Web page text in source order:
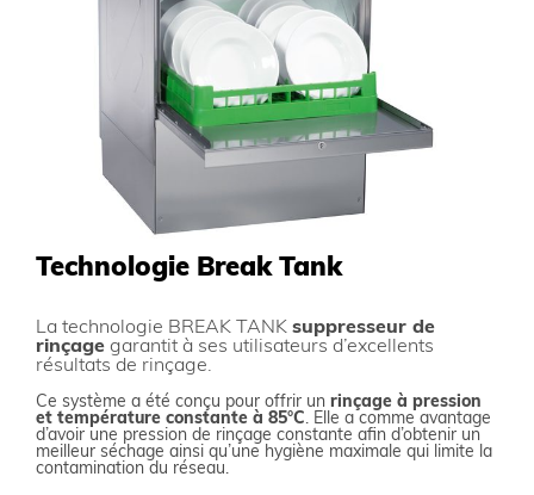
Technologie Break Tank
La technologie BREAK TANK suppresseur de
rinçage garantit à ses utilisateurs d’excellents
résultats de rinçage.
Ce système a été conçu pour offrir un rinçage à pression
et température constante à 85°C. Elle a comme avantage
d’avoir une pression de rinçage constante afin d’obtenir un
meilleur séchage ainsi qu’une hygiène maximale qui limite la
contamination du réseau.